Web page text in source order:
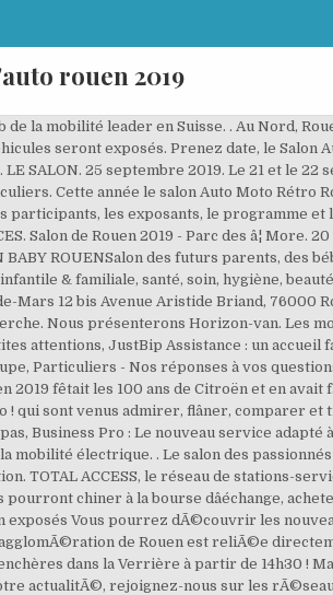
rouen 2019
moto rétro ainsi quâune exposition du peintre Rouennais Daniel AUTHOUART. Le Salon Auto Moto Rétro revient au Parc Expo de Rouen le samedi 21 et dimanche 22 septembre 2019. Les astuces pour une conduite économique. Plus de 30 marques représentées sur 16 000 m² de surface couverte durant 3 jours au Parc des Expositions de Caen. Le Parc des expositions est situÃ© Ã l’entrÃ©e sud de Rouen, au dÃ©bouchÃ© de l’autoroute Paris-Rouen-Caen. 76160 Darnétal. ROUEN. ð£ð Invitations, dates, horaires, liste des exposants, conférences... Retrouvez toutes les infos sur le Salon de l'Etudiant - SALON REPORTÉ de Rouen Le Parc des Expositions de Rouen est un équipement structurant de la Métropole Rouen Normandie, qui en est propriétaire.. Too Good To Go : La lutte antigaspillage alimentaire dans les stations ! Train. France Events. Les inscriptions sont réservées à tous nos futur(e)s marié(e)s dont la date de mariage est prévue entre le â¦ 21-22 septembre 2019. Fin des Tarifs Réglementés de Vente d’électricité, Adhérer au Club TOTAL et recevoir ma carte, Lubrifiants, huiles et produits d'entretien, Lubrifiants économiseurs de carburant voiture, Adblue® : Trouver un point de vente en garages et centres auto, Lavage auto et moto : les stations TOTAL WASH, Trouver une station de lavage à proximité, Bonus TOTAL WASH : jusqu'à 25€ de lavage offerts, Les produits de nettoyage auto et moto TOTAL WASH, Entretenir votre véhicule en station-service : une spécialité Total. La marque Citroën est à l'honneur. J-2 pour le Salon de lâAuto 2019, très attendu comme les précédentes éditions. Les institutions financières présenteront également des solutions. Découvrez également tous nos produits de la gamme HTX Classic cars dédiée aux véhicules de collection : ici. Automoto Recommended for you. A l’occasion de sa 17ème édition, le salon fêtera les 100 d’histoire de la marque Citroën ! Caen Événements remercie ses partenaires officiels : SIÈGE SOCIAL Rue Joseph Philippon BP 56093 14063 CAEN Cedex 4. Dates & lieux pour SALON AUTO MOTO RÉTRO 2021 - Salon de l'automobile et de la moto rétro. Tél. Voiture, moto, maison ou loisirs : recevez chaque mois nos conseils, offres et bons plans. La 10ème édition du salon Auto Moto. Au programme une vente aux enchères, une parade auto moto rétro ainsi qu’une exposition du peintre Rouennais Daniel AUTHOUART. Salon de Rouen 2019 â Parc des expositions, nous aurons le plaisir de vous accueillir sur notre stand. On retrouvait également deux autres surprises, avec un nouveau hall et une vente aux enchères avec de belles choses dedans Retrouvez nous au salon de l'auto parc des expositions de Rouen Du 18 au 20 Octobre 2019. SALON DE LâHABITAT 2021 Parc des Expositions Nos partenaires. Promo ! 02 98 50 81 22, Cliquez pour partager sur Twitter(ouvre dans une nouvelle fenÃªtre), Cliquez pour partager sur Facebook(ouvre dans une